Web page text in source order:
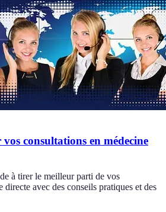
consultations en médecine
à tirer le meilleur parti de vos
directe avec des conseils pratiques et des